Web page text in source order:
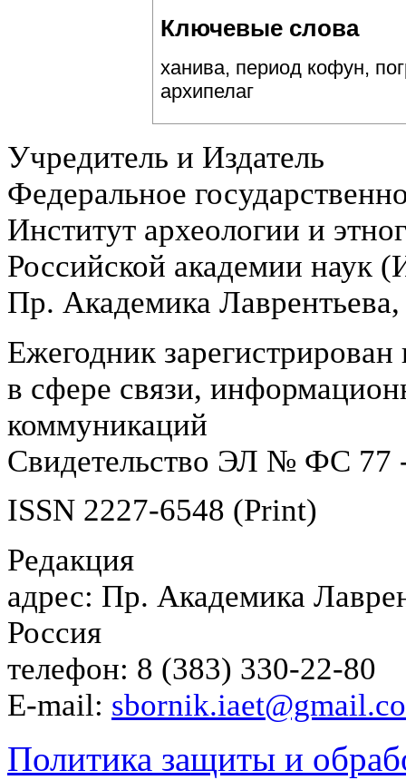
Ключевые слова
ханива, период кофун,
архипелаг
Учредитель и Издатель
Федеральное
Институт археологии и
Российской академии
Пр. Академика
Ежегодник
в сфере связи,
коммуникаций
Свидетельство ЭЛ № ФС 77
ISSN 2227-6548 (Print)
Редакция
адрес: Пр. Академика
Россия
телефон: 8 (383) 330-22-80
E-mail:
Политика защиты и